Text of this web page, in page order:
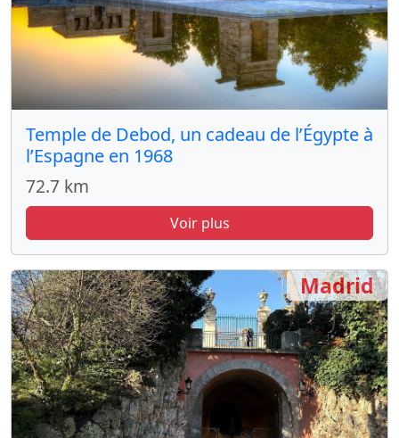
Temple de Debod, un cadeau de l’Égypte à
l’Espagne en 1968
72.7 km
Voir plus
Madrid